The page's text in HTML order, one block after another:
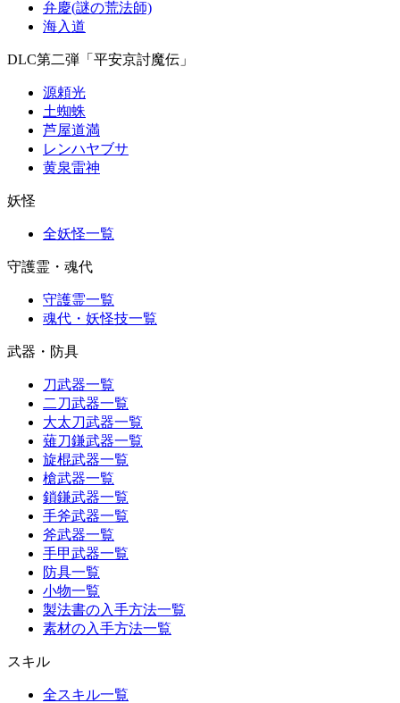
弁慶(謎の荒法師)
海入道
DLC第二弾「平安京討魔伝」
源頼光
土蜘蛛
芦屋道満
レンハヤブサ
黄泉雷神
妖怪
全妖怪一覧
守護霊・魂代
守護霊一覧
魂代・妖怪技一覧
武器・防具
刀武器一覧
二刀武器一覧
大太刀武器一覧
薙刀鎌武器一覧
旋棍武器一覧
槍武器一覧
鎖鎌武器一覧
手斧武器一覧
斧武器一覧
手甲武器一覧
防具一覧
小物一覧
製法書の入手方法一覧
素材の入手方法一覧
スキル
全スキル一覧